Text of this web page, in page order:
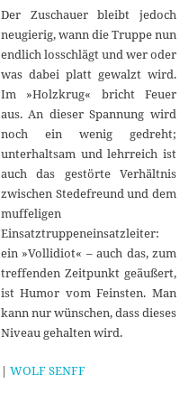
Der Zuschauer bleibt jedoch
neugierig, wann die Truppe nun
endlich losschlägt und wer oder
was dabei platt gewalzt wird.
Im »Holzkrug« bricht Feuer
aus. An dieser Spannung wird
noch ein wenig gedreht;
unterhaltsam und lehrreich ist
auch das gestörte Verhältnis
zwischen Stedefreund und dem
muffeligen
Einsatztruppeneinsatzleiter:
ein »Vollidiot« – auch das, zum
treffenden Zeitpunkt geäußert,
ist Humor vom Feinsten. Man
kann nur wünschen, dass dieses
Niveau gehalten wird.
| WOLF SENFF